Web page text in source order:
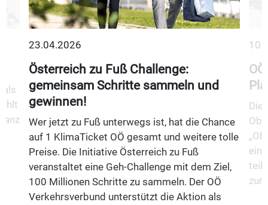
als
23.04.2026
Österreich zu Fuß Challenge:
gemeinsam Schritte sammeln und
gewinnen!
Wer jetzt zu Fuß unterwegs ist, hat die Chance
auf 1 KlimaTicket OÖ gesamt und weitere tolle
Preise. Die Initiative Österreich zu Fuß
veranstaltet eine Geh-Challenge mit dem Ziel,
100 Millionen Schritte zu sammeln. Der OÖ
Verkehrsverbund unterstützt die Aktion als
Die